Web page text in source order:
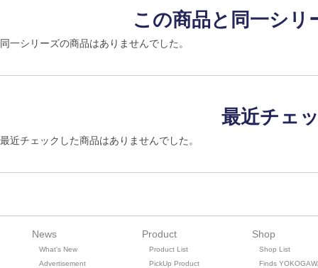
この商品と同一シ
同一シリーズの商品はありませんでした。
最近チェ
最近チェックした商品はありませんでした。
News
What's New
Advertisement
Product
Product List
PickUp Product
Shop
Shop List
Finds